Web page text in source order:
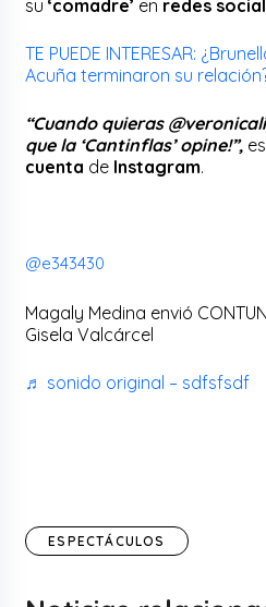
su‘comadre’ en redes
TE PUEDE INTERESAR:
Acuña terminaron su
“Cuando quieras
que la ‘Cantinflas’ opine!”,
cuenta de Instagram.
@e343430
Magaly Medina envió
Gisela Valcárcel
♬ sonido original – sdfsfsdf
ESPECTÁCULOS